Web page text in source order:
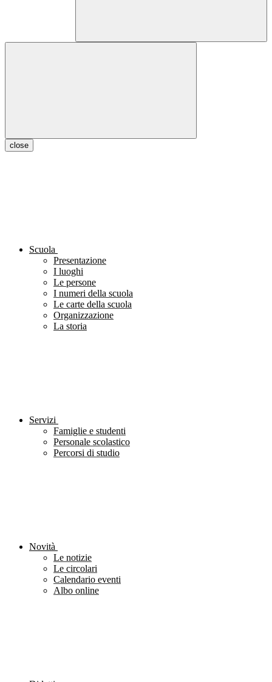
close
Scuola
Presentazione
I luoghi
Le persone
I numeri della scuola
Le carte della scuola
Organizzazione
La storia
Servizi
Famiglie e studenti
Personale scolastico
Percorsi di studio
Novità
Le notizie
Le circolari
Calendario eventi
Albo online